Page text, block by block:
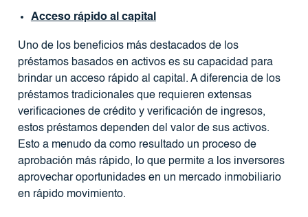
Acceso rápido al capital
Uno de los beneficios más destacados de los
préstamos basados ​​en activos es su capacidad para
brindar un acceso rápido al capital. A diferencia de los
préstamos tradicionales que requieren extensas
verificaciones de crédito y verificación de ingresos,
estos préstamos dependen del valor de sus activos.
Esto a menudo da como resultado un proceso de
aprobación más rápido, lo que permite a los inversores
aprovechar oportunidades en un mercado inmobiliario
en rápido movimiento.